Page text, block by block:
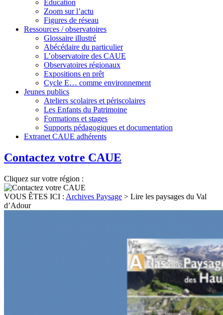
Éducation
Zoom sur l’actu
Figures de réseau
Ressources / observatoires
Glossaire illustré
Abécédaire du particulier
L’observatoire des CAUE
Observatoires régionaux
Expositions en prêt
Cycle E… comme environnement
Jeunes publics
Ateliers scolaires et périscolaires
Les Enfants du Patrimoine
Formations et stages
Supports pédagogiques et documentation
Extranet CAUE adhérents
Contactez votre CAUE
Cliquez sur votre région :
VOUS ÊTES ICI : Archives Paysage > Lire les paysages du Val
d’Adour